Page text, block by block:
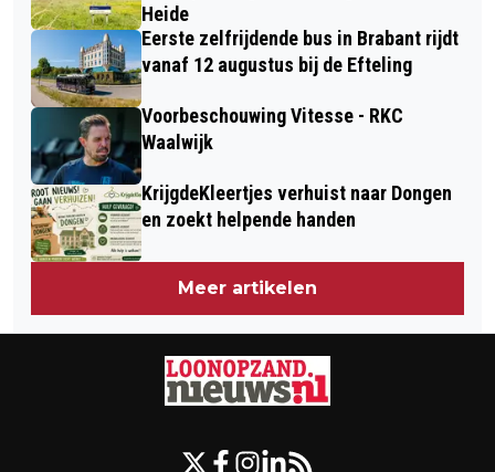
Heide
Eerste zelfrijdende bus in Brabant rijdt
vanaf 12 augustus bij de Efteling
Voorbeschouwing Vitesse - RKC
Waalwijk
KrijgdeKleertjes verhuist naar Dongen
en zoekt helpende handen
Meer artikelen